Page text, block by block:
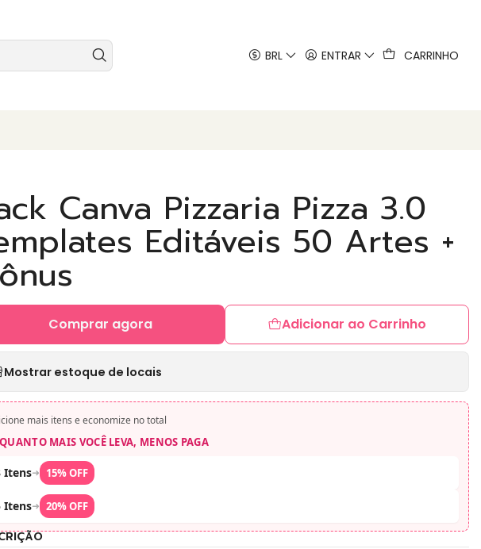
BRL ENTRAR CARRINHO
Canva Pizzaria Pizza 3.0
Editáveis 50 Artes +
Adicionar ao Carrinho
Comprar agora
Mostrar estoque de locais
mais itens e economize no total
QUANTO MAIS VOCÊ LEVA, MENOS PAGA
Itens➜ 15% OFF
Itens➜ 20% OFF